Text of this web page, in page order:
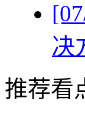
决
推荐看